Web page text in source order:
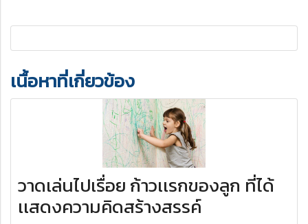
เนื้อหาที่เกี่ยวข้อง
วาดเล่นไปเรื่อย ก้าวเเรกของลูก ที่ได้
เเสดงความคิดสร้างสรรค์